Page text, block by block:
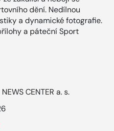
dění. Nedílnou
a dynamické fotografie.
a páteční Sport
CENTER a. s.